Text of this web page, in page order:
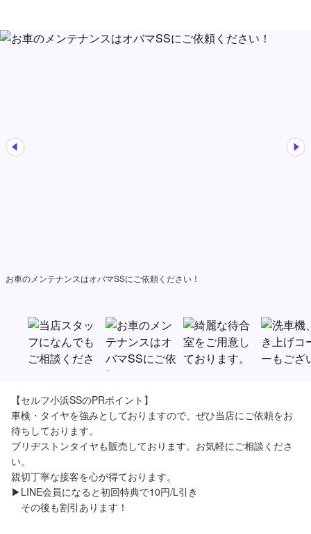
お車のメンテナンスはオバマSSにご依頼ください！
【セルフ小浜SSのPRポイント】
車検・タイヤを強みとしておりますので、ぜひ当店にご依頼をお
待ちしております。
ブリヂストンタイヤも販売しております。お気軽にご相談くださ
い。
親切丁寧な接客を心が得ております。
▶︎LINE会員になると初回特典で10円/L引き
その後も割引あります！